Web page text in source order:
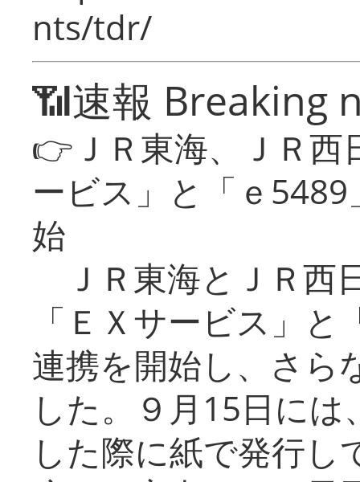
nts/tdr/
📶速報 Breaking
👉ＪＲ東海、ＪＲ
ービス」と「ｅ
始
ＪＲ東海とＪＲ西
「ＥＸサービス」
連携を開始し、さら
した。９月15日に
した際に紙で発行し